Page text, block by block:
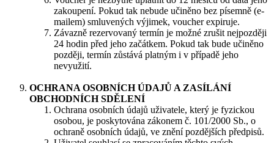
zakoupení. Pokud tak nebude učiněno bez písemně (e-
mailem) smluvených výjimek, voucher expiruje.
Závazně rezervovaný termín je možné zrušit nejpozději
24 hodin před jeho začátkem. Pokud tak bude učiněno
později, termín zůstává platným i v případě jeho
nevyužití.
OCHRANA OSOBNÍCH ÚDAJŮ A ZASÍLÁNÍ
OBCHODNÍCH SDĚLENÍ
​Ochrana osobních údajů uživatele, který je fyzickou
osobou, je poskytována zákonem č. 101/2000 Sb., o
ochraně osobních údajů, ve znění pozdějších předpisů.